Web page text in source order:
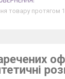
товару протягом